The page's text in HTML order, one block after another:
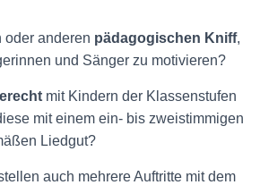
oder anderen pädagogischen Kniff,
und Sänger zu motivieren?
mit Kindern der Klassenstufen
mit einem ein- bis zweistimmigen
Liedgut?
auch mehrere Auftritte mit dem